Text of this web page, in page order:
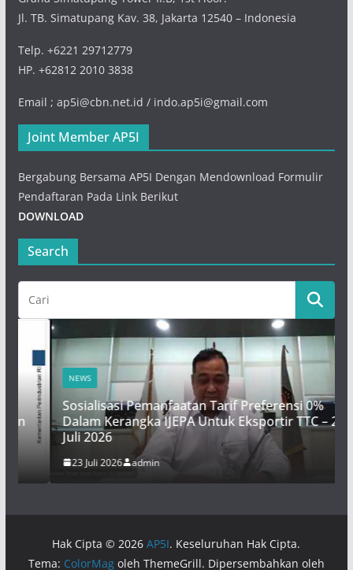
Jl. TB. Simatupang Kav. 38, Jakarta 12540 – Indonesia
Telp. +6221 29712779
HP. +62812 2010 3838
Email ; ap5i@cbn.net.id / indo.ap5i@gmail.com
Joint Member AP5I
Bergabung Bersama AP5I Dengan Mendownload Formulir
Pendaftaran Pada Link Berikut
DOWNLOAD
Search
NEWS
Sosialisasi Pemanfaatan Tarif Preferensi 0%
Dalam Kerangka IJEPA Untuk Eksportir TTC – 23
Juli 2026
23 Juli 2026 admin
Hak Cipta © 2026AP5I. Keseluruhan Hak Cipta.
Tema: ColorMagoleh ThemeGrill. Dipersembahkan oleh